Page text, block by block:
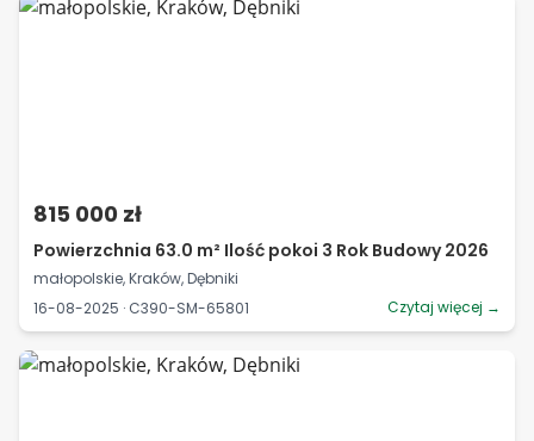
815 000 zł
Powierzchnia 63.0 m² Ilość pokoi 3 Rok Budowy 2026
małopolskie, Kraków, Dębniki
16-08-2025 · C390-SM-65801
Czytaj więcej →